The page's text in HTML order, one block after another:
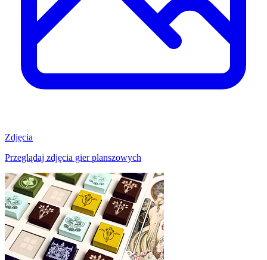
Zdjęcia
Przeglądaj zdjęcia gier planszowych